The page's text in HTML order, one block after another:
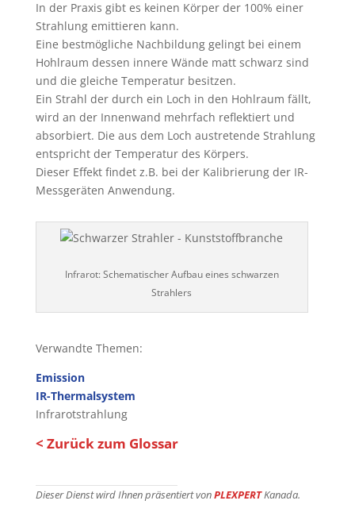
In der Praxis gibt es keinen Körper der 100% einer
Strahlung emittieren kann.
Eine bestmögliche Nachbildung gelingt bei einem
Hohlraum dessen innere Wände matt schwarz sind
und die gleiche Temperatur besitzen.
Ein Strahl der durch ein Loch in den Hohlraum fällt,
wird an der Innenwand mehrfach reflektiert und
absorbiert. Die aus dem Loch austretende Strahlung
entspricht der Temperatur des Körpers.
Dieser Effekt findet z.B. bei der Kalibrierung der IR-
Messgeräten Anwendung.
Infrarot: Schematischer Aufbau eines schwarzen
Strahlers
Verwandte Themen:
Emission
IR-Thermalsystem
Infrarotstrahlung
< Zurück zum Glossar
Dieser Dienst wird Ihnen präsentiert vonPLEXPERTKanada.